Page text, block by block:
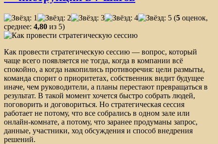
(5 оценок,
среднее: 4,80 из 5)
Как провести стратегическую сессию — вопрос, который
чаще всего появляется не тогда, когда в компании всё
спокойно, а когда накопились противоречия: цели размыты,
команда спорит о приоритетах, собственник видит будущее
иначе, чем руководители, а планы перестают превращаться в
результат. В такой момент хочется быстро собрать людей,
поговорить и договориться. Но стратегическая сессия
работает не потому, что все собрались в одном зале или
онлайн-комнате, а потому, что заранее продуманы запрос,
данные, участники, ход обсуждения и способ внедрения
решений.